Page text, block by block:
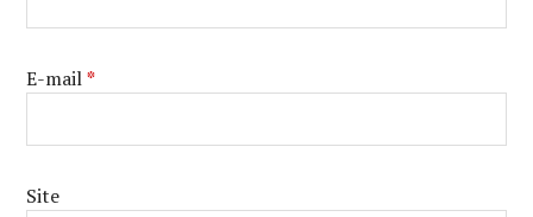
E-mail*
Site